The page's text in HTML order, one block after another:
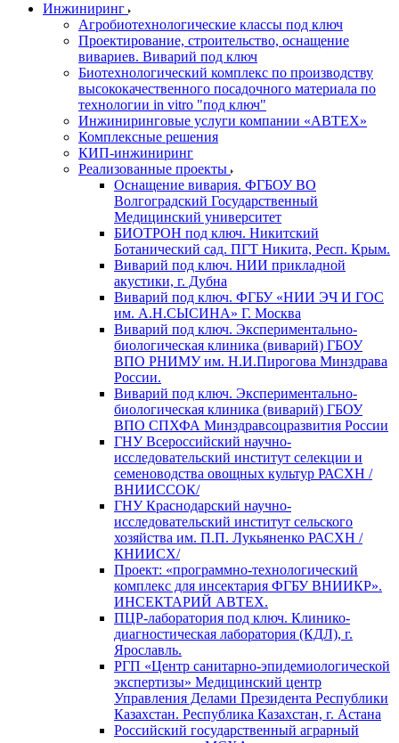
Инжиниринг
Агробиотехнологические классы под ключ
Проектирование, строительство, оснащение
вивариев. Виварий под ключ
Биотехнологический комплекс по производству
высококачественного посадочного материала по
технологии in vitro "под ключ"
Инжиниринговые услуги компании «АВТЕХ»
Комплексные решения
КИП-инжиниринг
Реализованные проекты
Оснащение вивария. ФГБОУ ВО
Волгоградский Государственный
Медицинский университет
БИОТРОН под ключ. Никитский
Ботанический сад. ПГТ Никита, Респ. Крым.
Виварий под ключ. НИИ прикладной
акустики, г. Дубна
Виварий под ключ. ФГБУ «НИИ ЭЧ И ГОС
им. А.Н.СЫСИНА» Г. Москва
Виварий под ключ. Экспериментально-
биологическая клиника (виварий) ГБОУ
ВПО РНИМУ им. Н.И.Пирогова Минздрава
России.
Виварий под ключ. Экспериментально-
биологическая клиника (виварий) ГБОУ
ВПО СПХФА Минздравсоцразвития России
ГНУ Всероссийский научно-
исследовательский институт селекции и
семеноводства овощных культур РАСХН /
ВНИИССОК/
ГНУ Краснодарский научно-
исследовательский институт сельского
хозяйства им. П.П. Лукьяненко РАСХН /
КНИИСХ/
Проект: «программно-технологический
комплекс для инсектария ФГБУ ВНИИКР».
ИНСЕКТАРИЙ АВТЕХ.
ПЦР-лаборатория под ключ. Клинико-
диагностическая лаборатория (КДЛ), г.
Ярославль.
РГП «Центр санитарно-эпидемиологической
экспертизы» Медицинский центр
Управления Делами Президента Республики
Казахстан. Республика Казахстан, г. Астана
Российский государственный аграрный